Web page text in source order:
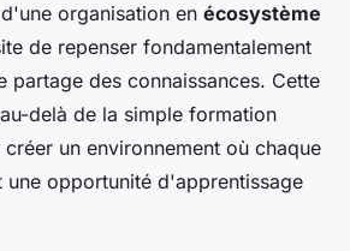
organisation en écosystème
de repenser fondamentalement
partage des connaissances. Cette
delà de la simple formation
un environnement où chaque
une opportunité d'apprentissage